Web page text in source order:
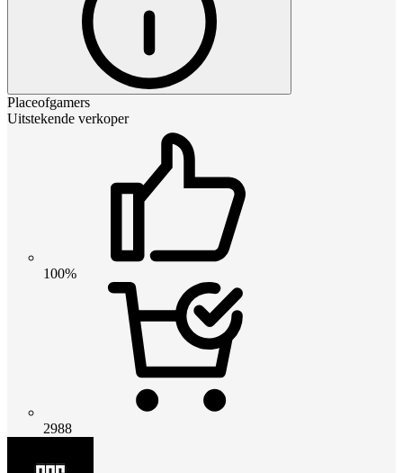
Placeofgamers
Uitstekende verkoper
100%
2988